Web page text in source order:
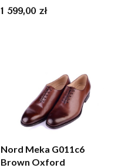
Oxford
Cena
1 599,00 zł
Nord Meka G011c6
Brown Oxford